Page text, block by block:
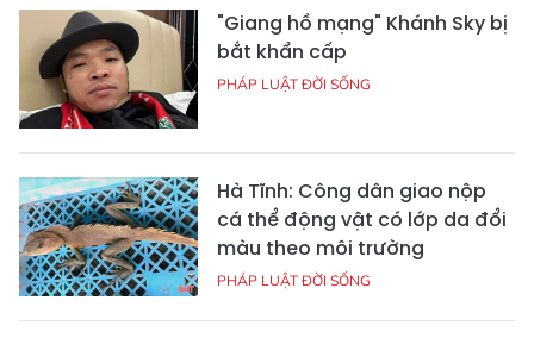
"Giang hồ mạng" Khánh Sky bị
bắt khẩn cấp
PHÁP LUẬT ĐỜI SỐNG
Hà Tĩnh: Công dân giao nộp
cá thể động vật có lớp da đổi
màu theo môi trường
PHÁP LUẬT ĐỜI SỐNG